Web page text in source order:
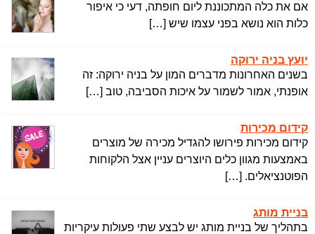
אם את כלה המתכוננת ליום חופתה, דעי כי איפור
כלות הוא נושא בפני עצמו שיש […]
יועץ בניה ירוקה
בשנים האחרונות מדברים המון על בניה ירוקה: זה
אופנתי, אמור לשמור על איכות הסביבה, טוב […]
קידום מכירות
קידום מכירות פירושו להגדיל מכירה של מוצרים
באמצעות מגוון כלים היוצרים עניין אצל הלקוחות
הפוטנציאלים. […]
בניית מותג
בתהליך של בניית מותג יש לבצע שתי פעולות עיקריות